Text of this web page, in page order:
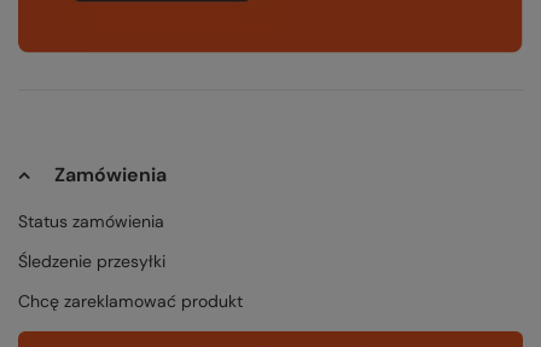
Zamówienia
Status zamówienia
Śledzenie przesyłki
Chcę zareklamować produkt